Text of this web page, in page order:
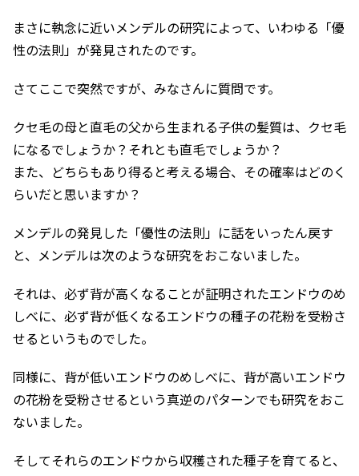
まさに執念に近いメンデルの研究によって、いわゆる「優
性の法則」が発見されたのです。
さてここで突然ですが、みなさんに質問です。
クセ毛の母と直毛の父から生まれる子供の髪質は、クセ毛
になるでしょうか？それとも直毛でしょうか？
また、どちらもあり得ると考える場合、その確率はどのく
らいだと思いますか？
メンデルの発見した「優性の法則」に話をいったん戻す
と、メンデルは次のような研究をおこないました。
それは、必ず背が高くなることが証明されたエンドウのめ
しべに、必ず背が低くなるエンドウの種子の花粉を受粉さ
せるというものでした。
同様に、背が低いエンドウのめしべに、背が高いエンドウ
の花粉を受粉させるという真逆のパターンでも研究をおこ
ないました。
そしてそれらのエンドウから収穫された種子を育てると、